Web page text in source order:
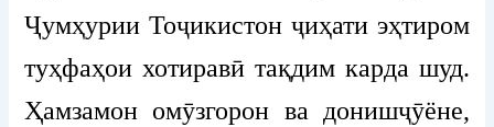
Ҷумҳурии Тоҷикистон ҷиҳати эҳтиром
туҳфаҳои хотиравӣ тақдим карда шуд.
Ҳамзамон омӯзгорон ва донишҷӯёне,